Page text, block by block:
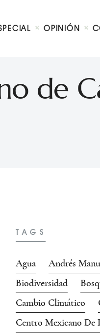
OPINIÓN
de
TAGS
Agua
Andrés
Biodiversidad
Cambio Climático
Centro Mexicano De